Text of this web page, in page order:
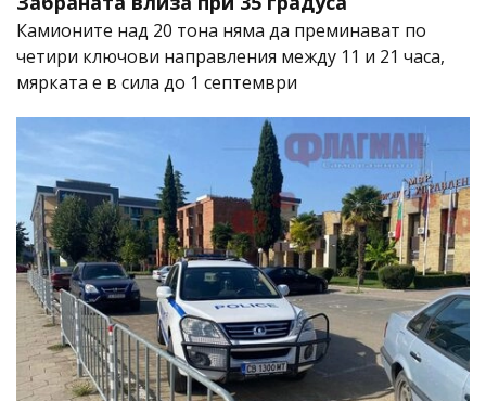
Камионите над 20 тона няма да преминават по
четири ключови направления между 11 и 21 часа,
мярката е в сила до 1 септември